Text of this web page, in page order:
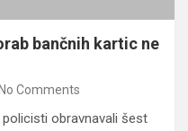
bančnih kartic ne
No Comments
obravnavali šest